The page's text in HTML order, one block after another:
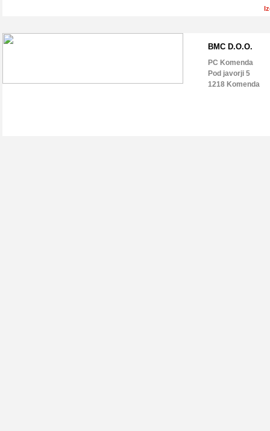
BMC D.O.O.
PC Komenda
Pod javorji 5
1218 Komenda